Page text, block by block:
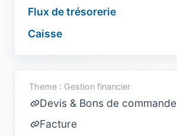
Flux de trésorerie
Caisse
Theme : Gestion financier
Devis & Bons de commande
Facture